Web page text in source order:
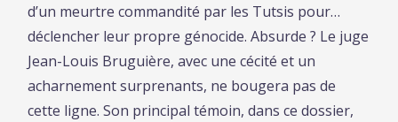
d’un meurtre commandité par les Tutsis pour…
déclencher leur propre génocide. Absurde ? Le juge
Jean-Louis Bruguière, avec une cécité et un
acharnement surprenants, ne bougera pas de
cette ligne. Son principal témoin, dans ce dossier,